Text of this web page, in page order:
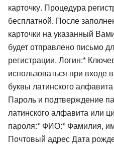
карточку. Процедура
бесплатной. После
карточки на указанный
будет отправлено письмо
регистрации. Логин:*
использоваться при входе
буквы латинского
Пароль и подтверждение
латинского алфавита или
пароля:* ФИО:* Фамилия,
Почтовый адрес Дата